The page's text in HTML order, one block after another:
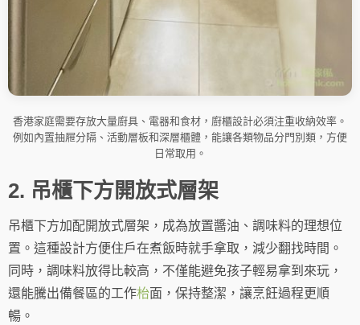
香港家庭需要存放大量廚具、電器和食材，廚櫃設計必須注重收納效率。
例如內置抽屜分隔、活動層板和深層櫃體，能讓各類物品分門別類，方便
日常取用。
2. 吊櫃下方開放式層架
吊櫃下方加配開放式層架，成為放置醬油、調味料的理想位
置。這種設計方便住戶在煮飯時就手拿取，減少翻找時間。
同時，調味料放得比較高，不僅能避免孩子輕易拿到來玩，
還能騰出備餐區的工作枱面，保持整潔，讓烹飪過程更順
暢。